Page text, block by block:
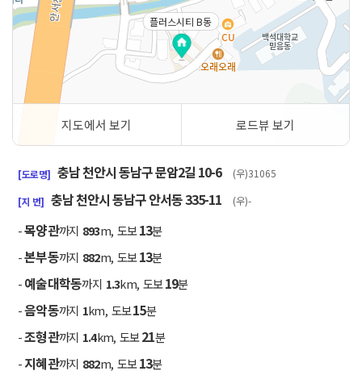
플러스시티 B동
지도에서 보기 로드뷰 보기
[도로명] 충남 천안시 동남구 문암2길 10-6 (우)31065
[지 번] 충남 천안시 동남구 안서동 335-11 (우)-
-목양관까지 893m, 도보13분
-본부동까지 882m, 도보13분
-예술대학동까지 1.3km, 도보19분
-음악동까지 1km, 도보15분
-조형관까지 1.4km, 도보21분
-지혜관까지 882m, 도보13분